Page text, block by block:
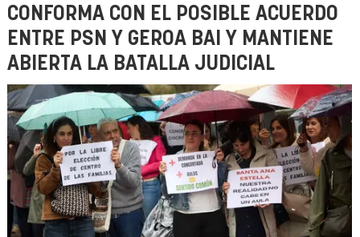
CONFORMA CON EL POSIBLE ACUERDO
ENTRE PSN Y GEROA BAI Y MANTIENE
ABIERTA LA BATALLA JUDICIAL